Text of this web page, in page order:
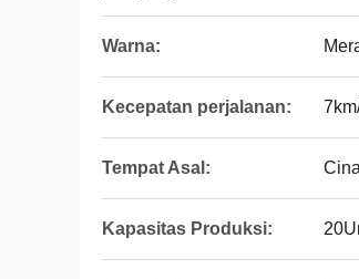
Warna:
Kecepatan perjalanan:
Tempat Asal: Cina
Kapasitas Produksi: